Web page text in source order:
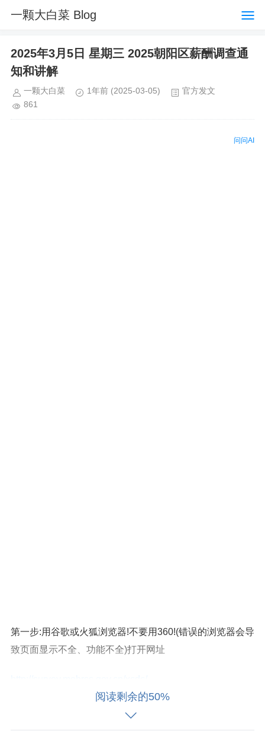
一颗大白菜 Blog
2025年3月5日 星期三 2025朝阳区薪酬调查通
知和讲解
一颗大白菜 1年前 (2025-03-05)
官方发文
861
问问AI
第一步:用谷歌或火狐浏览器!不要用360!(错误的浏览器会导
致页面显示不全、功能不全)打开网址
阅读剩余的50%